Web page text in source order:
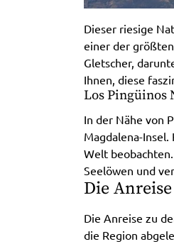
Dieser riesige
einer der
Gletscher,
Ihnen, diese
Los Pingüinos
In der Nähe von
Magdalena-
Welt
Seelöwen und
Die
Die Anreise zu
die Region